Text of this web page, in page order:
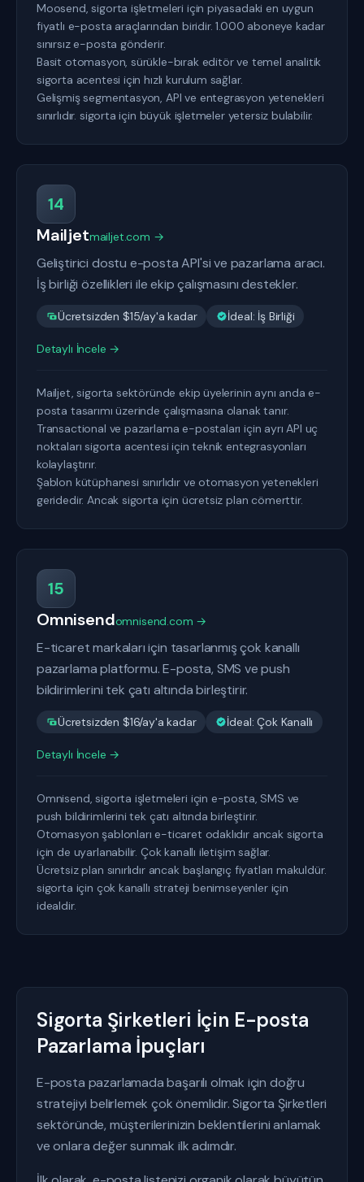
Moosend, sigorta işletmeleri için piyasadaki en uygun
fiyatlı e-posta araçlarından biridir. 1.000 aboneye kadar
sınırsız e-posta gönderir.
Basit otomasyon, sürükle-bırak editör ve temel analitik
sigorta acentesi için hızlı kurulum sağlar.
Gelişmiş segmentasyon, API ve entegrasyon yetenekleri
sınırlıdır. sigorta için büyük işletmeler yetersiz bulabilir.
14
Mailjetmailjet.com →
Geliştirici dostu e-posta API'si ve pazarlama aracı.
İş birliği özellikleri ile ekip çalışmasını destekler.
Ücretsizden $15/ay'a kadar İdeal: İş Birliği
Detaylı İncele →
Mailjet, sigorta sektöründe ekip üyelerinin aynı anda e-
posta tasarımı üzerinde çalışmasına olanak tanır.
Transactional ve pazarlama e-postaları için ayrı API uç
noktaları sigorta acentesi için teknik entegrasyonları
kolaylaştırır.
Şablon kütüphanesi sınırlıdır ve otomasyon yetenekleri
geridedir. Ancak sigorta için ücretsiz plan cömerttir.
15
Omnisendomnisend.com →
E-ticaret markaları için tasarlanmış çok kanallı
pazarlama platformu. E-posta, SMS ve push
bildirimlerini tek çatı altında birleştirir.
Ücretsizden $16/ay'a kadar İdeal: Çok Kanallı
Detaylı İncele →
Omnisend, sigorta işletmeleri için e-posta, SMS ve
push bildirimlerini tek çatı altında birleştirir.
Otomasyon şablonları e-ticaret odaklıdır ancak sigorta
için de uyarlanabilir. Çok kanallı iletişim sağlar.
Ücretsiz plan sınırlıdır ancak başlangıç fiyatları makuldür.
sigorta için çok kanallı strateji benimseyenler için
idealdir.
Sigorta Şirketleri İçin E-posta
Pazarlama İpuçları
E-posta pazarlamada başarılı olmak için doğru
stratejiyi belirlemek çok önemlidir. Sigorta Şirketleri
sektöründe, müşterilerinizin beklentilerini anlamak
ve onlara değer sunmak ilk adımdır.